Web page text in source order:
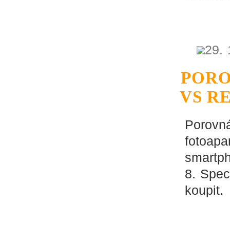
29.
VS
8.
koupit.